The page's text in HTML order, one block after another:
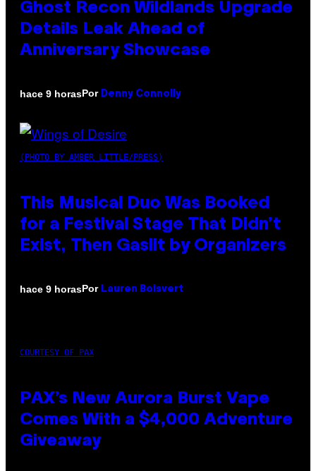
Ghost Recon Wildlands Upgrade
Details Leak Ahead of
Anniversary Showcase
hace 9 horasPor Denny Connolly
(PHOTO BY AMBER LITTLE/PRESS)
This Musical Duo Was Booked
for a Festival Stage That Didn’t
Exist, Then Gaslit by Organizers
hace 9 horasPor Lauren Boisvert
COURTESY OF PAX
PAX’s New Aurora Burst Vape
Comes With a $4,000 Adventure
Giveaway